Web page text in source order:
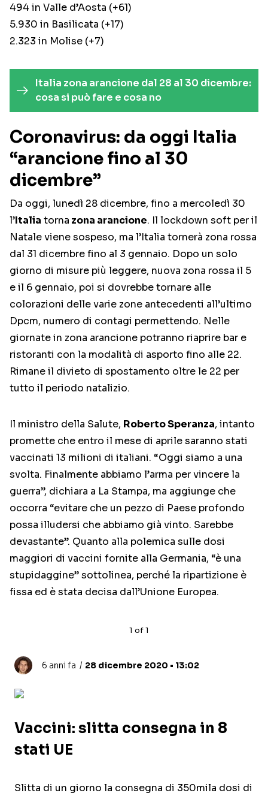
494 in Valle d’Aosta (+61)
5.930 in Basilicata (+17)
2.323 in Molise (+7)
Italia zona arancione dal 28 al 30 dicembre:
cosa si può fare e cosa no
Coronavirus: da oggi Italia
“arancione fino al 30
dicembre”
Da oggi, lunedì 28 dicembre, fino a mercoledì 30
l’Italia torna zona arancione. Il lockdown soft per il
Natale viene sospeso, ma l’Italia tornerà zona rossa
dal 31 dicembre fino al 3 gennaio. Dopo un solo
giorno di misure più leggere, nuova zona rossa il 5
e il 6 gennaio, poi si dovrebbe tornare alle
colorazioni delle varie zone antecedenti all’ultimo
Dpcm, numero di contagi permettendo. Nelle
giornate in zona arancione potranno riaprire bar e
ristoranti con la modalità di asporto fino alle 22.
Rimane il divieto di spostamento oltre le 22 per
tutto il periodo natalizio.
Il ministro della Salute, Roberto Speranza, intanto
promette che entro il mese di aprile saranno stati
vaccinati 13 milioni di italiani. “Oggi siamo a una
svolta. Finalmente abbiamo l’arma per vincere la
guerra”, dichiara a La Stampa, ma aggiunge che
occorra “evitare che un pezzo di Paese profondo
possa illudersi che abbiamo già vinto. Sarebbe
devastante”. Quanto alla polemica sulle dosi
maggiori di vaccini fornite alla Germania, “è una
stupidaggine” sottolinea, perché la ripartizione è
fissa ed è stata decisa dall’Unione Europea.
1 of1
6 anni fa 28 dicembre 2020 • 13:02
Vaccini: slitta consegna in 8
stati UE
Slitta di un giorno la consegna di 350mila dosi di